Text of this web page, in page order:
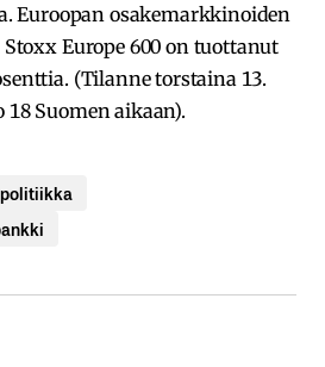
Euroopan osakemarkkinoiden
Europe 600 on tuottanut
(Tilanne torstaina 13.
Suomen aikaan).